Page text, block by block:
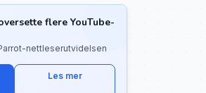
flere YouTube-
nettleserutvidelsen
Les mer